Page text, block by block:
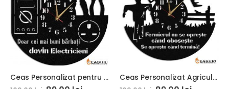
Ceas Personalizat pentru Electrician 01
Ceas Personalizat Agricultura Fermier 01